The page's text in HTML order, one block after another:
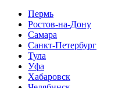
Пермь
Ростов-на-Дону
Самара
Санкт-Петербург
Тула
Уфа
Хабаровск